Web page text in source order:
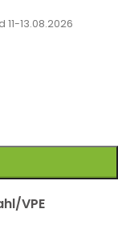
13.08.2026
VPE